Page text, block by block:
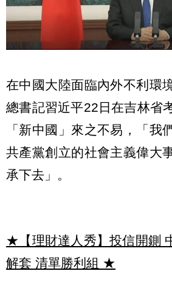
在中國大陸面臨內外不利環
總書記習近平22日在吉林省
「新中國」來之不易，「我
共產黨創立的社會主義偉大
承下去」。
★【理財達人秀】投信開鍘
解套 清單勝利組 ★